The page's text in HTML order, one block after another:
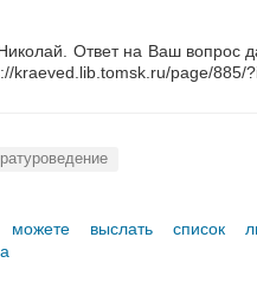
Ответ на Ваш вопрос
kraeved.lib.tomsk.ru/page/885/
можете выслать список